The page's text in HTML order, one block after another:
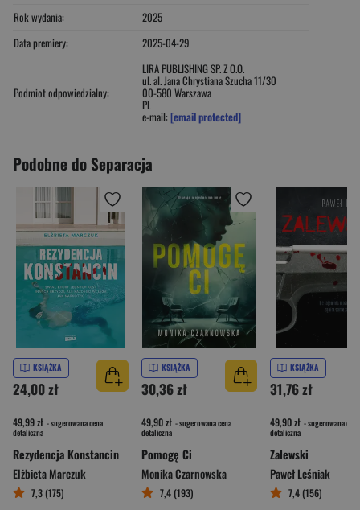
Rok wydania:
2025
Data premiery:
2025-04-29
Podmiot odpowiedzialny:
LIRA PUBLISHING SP. Z O.O.
ul. al. Jana Chrystiana Szucha 11/30
00-580 Warszawa
PL
e-mail: [email protected]
Podobne do Separacja
KSIĄŻKA
24,00 zł
49,99 zł - sugerowana cena
detaliczna
Rezydencja Konstancin
Elżbieta Marczuk
7,3 (175)
KSIĄŻKA
30,36 zł
49,90 zł - sugerowana cena
detaliczna
Pomogę Ci
Monika Czarnowska
7,4 (193)
KSIĄŻKA
31,76 zł
49,90 zł - sugerowana cena
detaliczna
Zalewski
Paweł Leśniak
7,4 (156)